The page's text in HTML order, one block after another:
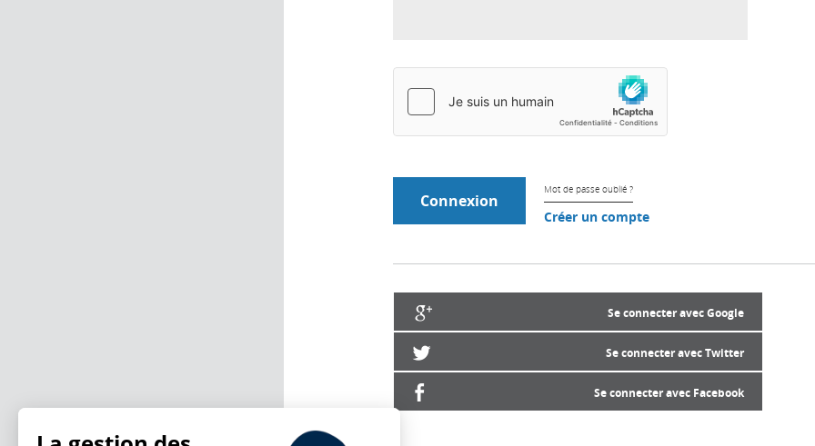
Mot de passe oublié ?
Créer un compte
Se connecter avec Google
Se connecter avec Twitter
Se connecter avec Facebook